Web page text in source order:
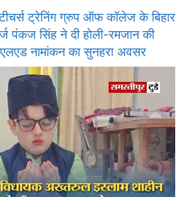
ट्रेनिंग ग्रुप ऑफ कॉलेज के बिहार
पंकज सिंह ने दी होली-रमजान की
नामांकन का सुनहरा अवसर